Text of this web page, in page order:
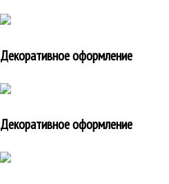
Декоративное оформление
Декоративное оформление